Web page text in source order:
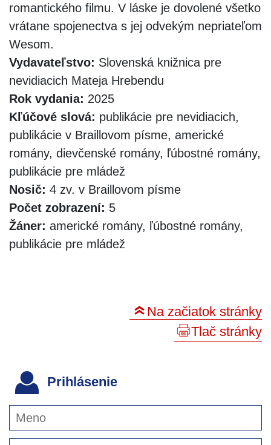
romantického filmu. V láske je dovolené všetko
vrátane spojenectva s jej odvekým nepriateľom
Wesom.
Vydavateľstvo: Slovenská knižnica pre
nevidiacich Mateja Hrebendu
Rok vydania: 2025
Kľúčové slová: publikácie pre nevidiacich,
publikácie v Braillovom písme, americké
romány, dievčenské romány, ľúbostné romány,
publikácie pre mládež
Nosič: 4 zv. v Braillovom písme
Počet zobrazení: 5
Žáner: americké romány, ľúbostné romány,
publikácie pre mládež
Na začiatok stránky
Tlač stránky
Prihlásenie